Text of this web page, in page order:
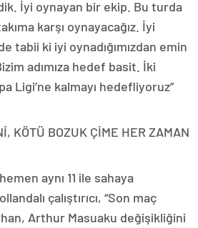
İyi oynayan bir ekip. Bu turda
karşı oynayacağız. İyi
tabii ki iyi oynadığımızdan emin
adımıza hedef basit. İki
Ligi’ne kalmayı hedefliyoruz”
KÖTÜ BOZUK ÇİME HER ZAMAN
aynı 11 ile sahaya
çalıştırıcı, “Son maç
Arthur Masuaku değişikliğini